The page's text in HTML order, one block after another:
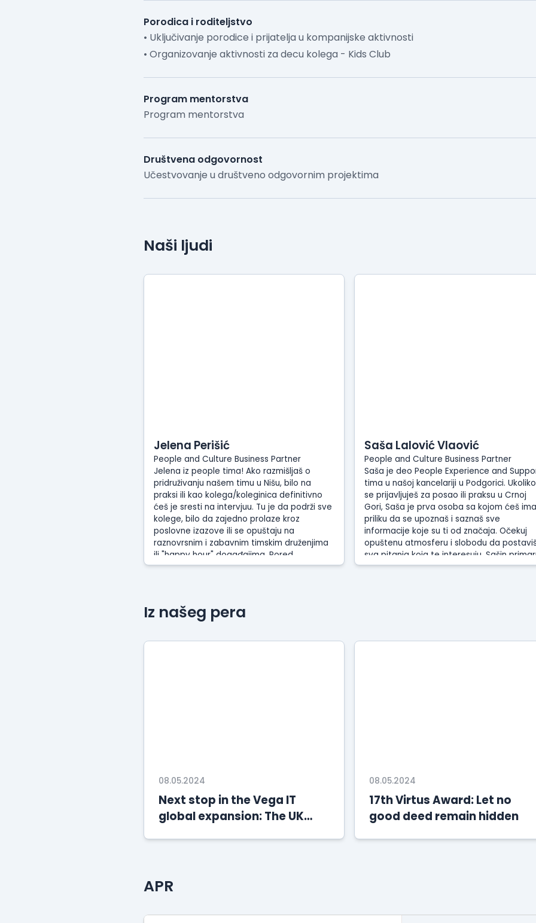
Porodica i roditeljstvo
• Uključivanje porodice i prijatelja u kompanijske aktivnosti
• Organizovanje aktivnosti za decu kolega - Kids Club
Program mentorstva
Program mentorstva
Društvena odgovornost
Učestvovanje u društveno odgovornim projektima
Naši ljudi
Jelena Perišić
People and Culture Business Partner
Jelena iz people tima! Ako razmišljaš o
pridruživanju našem timu u Nišu, bilo na
praksi ili kao kolega/koleginica definitivno
ćeš je sresti na intervjuu. Tu je da podrži sve
kolege, bilo da zajedno prolaze kroz
poslovne izazove ili se opuštaju na
raznovrsnim i zabavnim timskim druženjima
ili "happy hour" događajima. Pored
pristupačnosti, transparentnosti i vedrog
uvek čeka i čokolada.
Saša Lalović Vlaović
People and Culture Business Partner
Saša je deo People Experience and
tima u našoj kancelariji u Podgorici. Ukoliko
se prijavljuješ za posao ili praksu u Crnoj
Gori, Saša je prva osoba sa kojom ćeš
priliku da se upoznaš i saznaš sve
informacije koje su ti od značaja. Očekuj
opuštenu atmosferu i slobodu da
sva pitanja koja te interesuju. Sašin
cilj i misija je da se sve kolege osećaju
Iz našeg pera
08.05.2024
Next stop in the Vega IT
global expansion: The UK
08.05.2024
17th Virtus Award: Let no
good deed remain hidden
APR